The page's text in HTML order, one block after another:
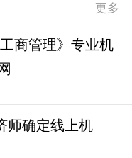
更多
商管理》专业机
师确定线上机